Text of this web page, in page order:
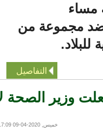
مجموعة من
التفاصيل
وزير الصحة لا
خميس, 2020-04-09 17:09